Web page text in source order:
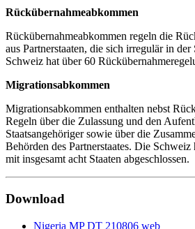
Rückübernahmeabkommen
Rückübernahmeabkommen regeln die
aus Partnerstaaten, die sich irregulär in
Schweiz hat über 60
Migrationsabkommen
Migrationsabkommen enthalten nebst
Regeln über die Zulassung und den
Staatsangehöriger sowie über die
Behörden des Partnerstaates. Die
mit insgesamt acht Staaten abgeschlossen.
Download
Nigeria MP DT 210806 web